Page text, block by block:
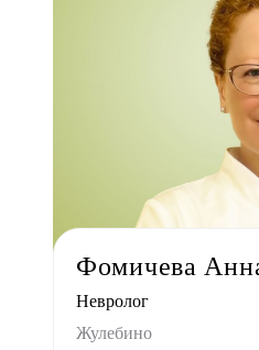
Фомичева
Невролог
Жулебино